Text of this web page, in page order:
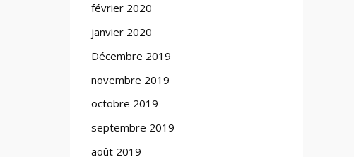
février 2020
janvier 2020
Décembre 2019
novembre 2019
octobre 2019
septembre 2019
août 2019